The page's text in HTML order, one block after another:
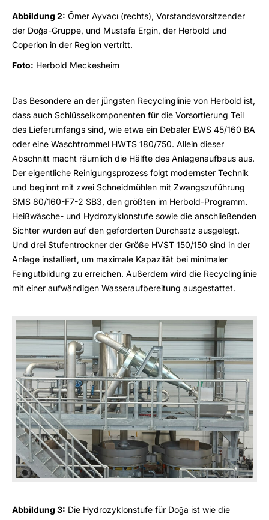
Abbildung 2: Ömer Ayvacı (rechts), Vorstandsvorsitzender
der Doğa-Gruppe, und Mustafa Ergin, der Herbold und
Coperion in der Region vertritt.
Foto: Herbold Meckesheim
Das Besondere an der jüngsten Recyclinglinie von Herbold ist,
dass auch Schlüsselkomponenten für die Vorsortierung Teil
des Lieferumfangs sind, wie etwa ein Debaler EWS 45/160 BA
oder eine Waschtrommel HWTS 180/750. Allein dieser
Abschnitt macht räumlich die Hälfte des Anlagenaufbaus aus.
Der eigentliche Reinigungsprozess folgt modernster Technik
und beginnt mit zwei Schneidmühlen mit Zwangszuführung
SMS 80/160-F7-2 SB3, den größten im Herbold-Programm.
Heißwäsche- und Hydrozyklonstufe sowie die anschließenden
Sichter wurden auf den geforderten Durchsatz ausgelegt.
Und drei Stufentrockner der Größe HVST 150/150 sind in der
Anlage installiert, um maximale Kapazität bei minimaler
Feingutbildung zu erreichen. Außerdem wird die Recyclinglinie
mit einer aufwändigen Wasseraufbereitung ausgestattet.
Abbildung 3: Die Hydrozyklonstufe für Doğa ist wie die